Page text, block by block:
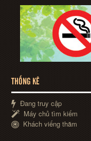
THỐNG KÊ
Đang truy cập
Máy chủ tìm kiếm
Khách viếng thăm